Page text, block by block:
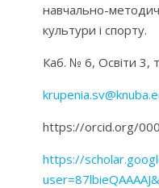
навчально-
культури і спорту.
Каб. № 6, Освіти 3,
https://orcid.org/
https://